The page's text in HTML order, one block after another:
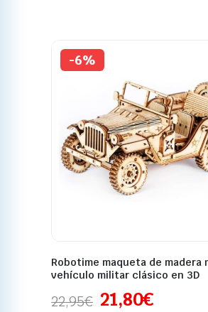
-6%
Robotime maqueta de madera
vehículo militar clásico en 3D
22,95€ 21,80€